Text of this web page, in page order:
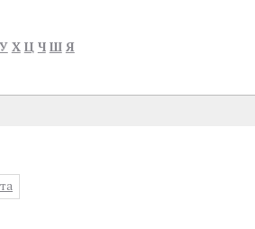
У Х Ц Ч Ш Я